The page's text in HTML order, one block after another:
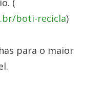
boti-recicla)
para o maior